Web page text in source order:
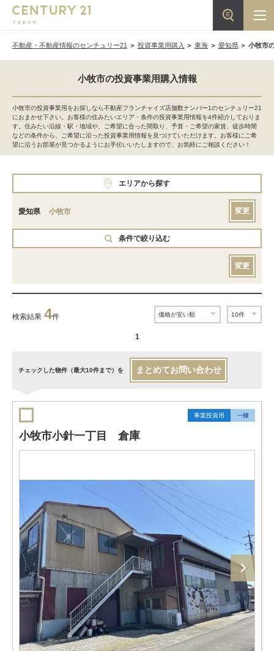
不動産・不動産情報のセンチュリー21 投資事業用購入 東海 愛知県 小牧市
小牧市の投資事業用購入情報
小牧市の投資事業用をお探しなら不動産フランチャイズ店舗数ナンバー1のセンチュリー21
におまかせ下さい。お客様の住みたいエリア・条件の投資事業用情報を4件紹介しておりま
す。住みたい沿線・駅・地域や、ご希望に合った間取り、予算・ご希望の家賃、徒歩時間
などの条件から、ご希望に沿った投資事業用情報を見つけていただけます。お客様にご希
望に沿うお部屋が見つかるようにお手伝いいたしますので、お気軽にご相談ください！
エリアから探す
愛知県 小牧市 変更
条件で絞り込む
変更
検索結果 4件
1
チェックした物件（最大10件まで）を まとめてお問い合わせ
事業投資用 一棟
小牧市小針一丁目 倉庫